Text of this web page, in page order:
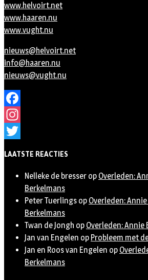
www.helvoirt.net
www.haaren.nu
www.vught.nu
nieuws@helvoirt.net
info@haaren.nu
nieuws@vught.nu
Facebook
Instagram
LAATSTE REACTIES
Nelleke de bresser op Overleden:
Berkelmans
Peter Tuerlings op Overleden:
Berkelmans
Twan de Jongh op Overleden: Annie
Jan van Engelen op Probleem met
Jan en Roos van Engelen op
Berkelmans